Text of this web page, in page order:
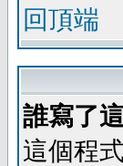
回頂端
誰寫了
這個程